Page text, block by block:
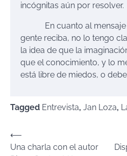
incógnitas aún por resolver.
En cuanto al mensaje
gente reciba, no lo tengo
la idea de que la
que el conocimiento, y lo
está libre de miedos, o
Tagged Entrevista, Jan Loza,
Navegación
de
⟵
Una charla con el autor